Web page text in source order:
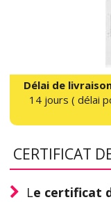
Délai de
14 jours ( délai
CERTIFICAT
Le certificat